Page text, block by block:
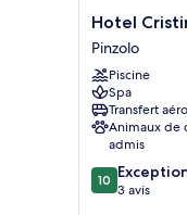
Hotel
Cristina
Pinzolo
Hotel
Pinzolo
Piscine
Spa
Transfert
Animaux de
admis
10.0
sur
10
3 avis